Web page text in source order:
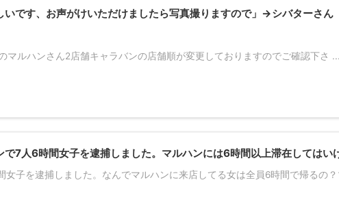
いです、お声がけいただけましたら写真撮りますので」→シバターさ
マルハンさん2店舗キャラバンの店舗順が変更しておりますのでご確認下さ ...
7人6時間女子を逮捕しました。マルハンには6時間以上滞在してはい
女子を逮捕しました。なんでマルハンに来店してる女は全員6時間で帰るの